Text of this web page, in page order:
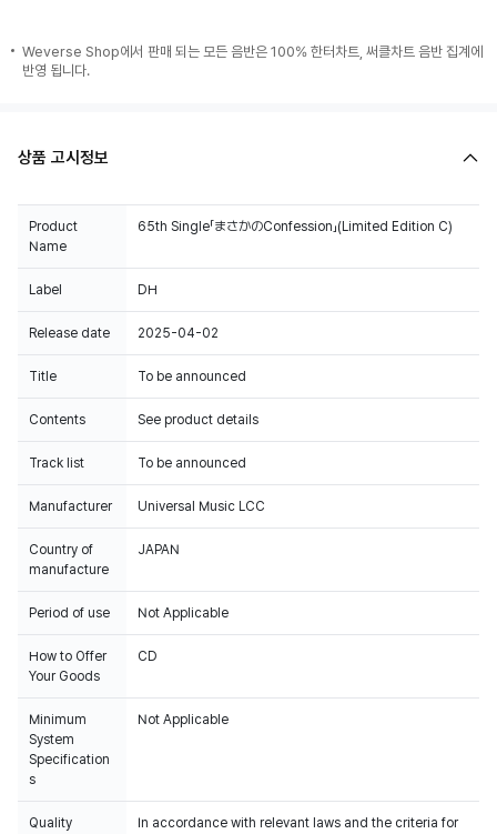
Weverse Shop에서 판매 되는 모든 음반은 100% 한터차트, 써클차트 음반 집계에
반영 됩니다.
상품 고시정보
Product
Name
65th Single「まさかのConfession」(Limited Edition C)
Label DH
Release date 2025-04-02
Title To be announced
Contents See product details
Track list To be announced
Manufacturer Universal Music LCC
Country of
manufacture
JAPAN
Period of use Not Applicable
How to Offer
Your Goods
CD
Minimum
System
Specification
s
Not Applicable
Quality
In accordance with relevant laws and the criteria for